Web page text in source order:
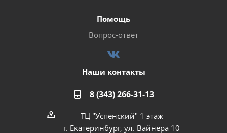
Помощь
Вопрос-ответ
Наши контакты
8 (343) 266-31-13
ТЦ "Успенский" 1 этаж
г. Екатеринбург, ул. Вайнера 10